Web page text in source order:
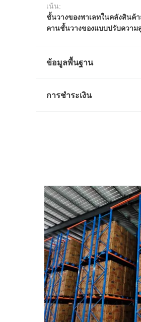
เน้น:
ชั้นวางของพาเลทในคลังสินค้
คานชั้นวางของแบบปรับความ
ข้อมูลพื้นฐาน
การชำระเงิน